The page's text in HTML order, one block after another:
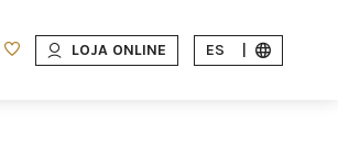
LOJA ONLINE ES